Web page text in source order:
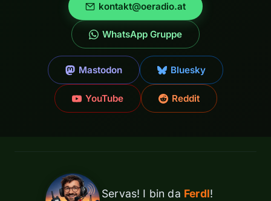
kontakt@oeradio.at
WhatsApp Gruppe
Mastodon Bluesky
YouTube Reddit
Servas! I bin da Ferdl!